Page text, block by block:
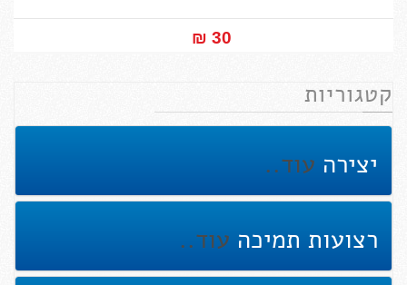
30 ₪‎
קטגוריות
יצירה עוד..
רצועות תמיכה עוד..